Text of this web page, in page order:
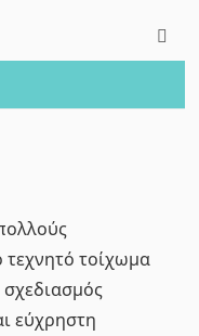
τοίχωμα
εύχρηστη